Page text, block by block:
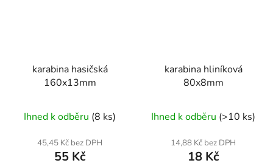
karabina hasičská
160x13mm
Ihned k odběru (8 ks)
45,45 Kč bez DPH
55 Kč
karabina hliníková
80x8mm
Ihned k odběru (>10 ks)
14,88 Kč bez DPH
18 Kč